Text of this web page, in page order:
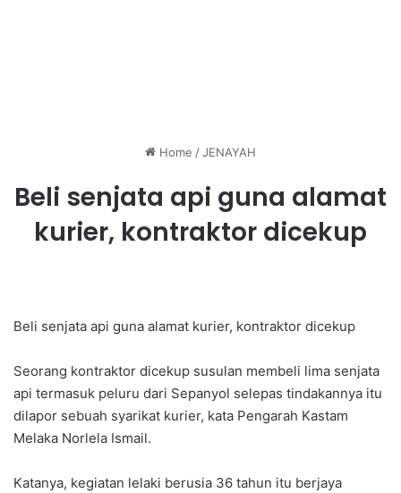
Home /JENAYAH
Beli senjata api guna alamat
kurier, kontraktor dicekup
Beli senjata api guna alamat kurier, kontraktor dicekup
Seorang kontraktor dicekup susulan membeli lima senjata
api termasuk peluru dari Sepanyol selepas tindakannya itu
dilapor sebuah syarikat kurier, kata Pengarah Kastam
Melaka Norlela Ismail.
Katanya, kegiatan lelaki berusia 36 tahun itu berjaya